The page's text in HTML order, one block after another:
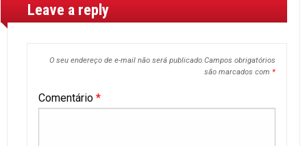
Leave a reply
O seu endereço de e-mail não será publicado.Campos obrigatórios
são marcados com *
Comentário *